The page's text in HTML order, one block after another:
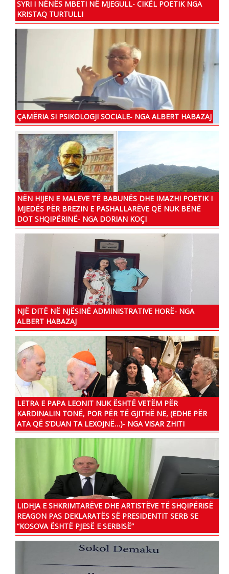
SYRI I NËNËS MBETI NË MJEGULL- CIKËL POETIK NGA
KRISTAQ TURTULLI
ÇAMËRIA SI PSIKOLOGJI SOCIALE- NGA ALBERT HABAZAJ
NËN HIJEN E MALEVE TË BABUNËS DHE IMAZHI POETIK I
MJEDËS PËR BREZIN E PASHALLARËVE QË NUK BËNË
DOT SHQIPËRINË- NGA DORIAN KOÇI
NJË DITË NË NJËSINË ADMINISTRATIVE HORË- NGA
ALBERT HABAZAJ
LETRA E PAPA LEONIT NUK ËSHTË VETËM PËR
KARDINALIN TONË, POR PËR TË GJITHË NE, (EDHE PËR
ATA QË S’DUAN TA LEXOJNË…)- NGA VISAR ZHITI
LIDHJA E SHKRIMTARËVE DHE ARTISTËVE TË SHQIPËRISË
REAGON PAS DEKLARATËS SË PRESIDENTIT SERB SE
“KOSOVA ËSHTË PJESË E SERBISË”